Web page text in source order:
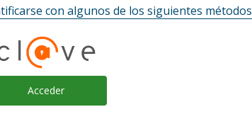
con algunos de los siguientes métodos
Acceder